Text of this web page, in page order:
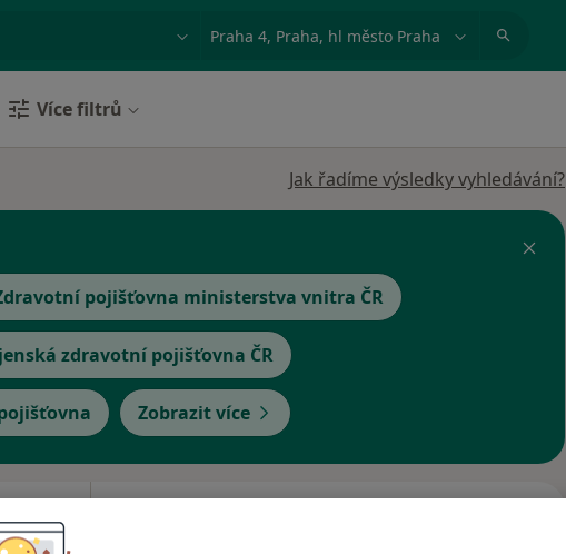
Město nebo region
Více filtrů
Jak řadíme výsledky vyhledávání?
pojišťovna ministerstva vnitra ČR
zdravotní pojišťovna ČR
Zobrazit více